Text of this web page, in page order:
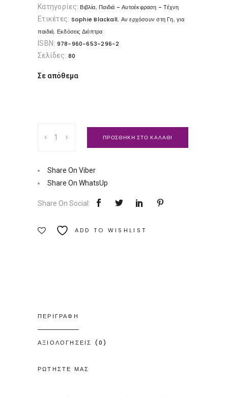
Κατηγορίες: Βιβλία, Παιδιά - Αυτοέκφραση - Τέχνη
Ετικέτες: Sophie Blackall, Αν ερχόσουν στη Γη,για
παιδιά, Εκδόσεις Διόπτρα
ISBN: 978-960-653-296-2
Σελίδες: 80
Σε απόθεμα
ερχόσουν
Γη
Διόπτρα
ΠΡΟΣΘΗΚΗ ΣΤΟ ΚΑΛΑΘΙ
Share On Viber
Share On WhatsUp
Share On Social:
ADD TO WISHLIST
ΠΕΡΙΓΡΑΦΗ
ΑΞΙΟΛΟΓΗΣΕΙΣ (0)
ΡΩΤΗΣΤΕ ΜΑΣ